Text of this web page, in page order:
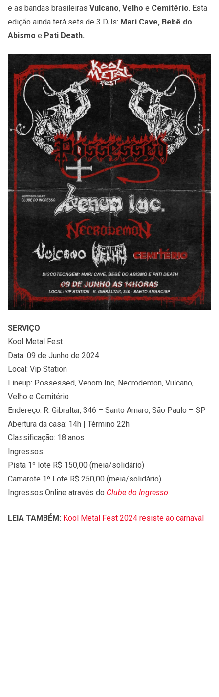
e as bandas brasileiras Vulcano, Velho e Cemitério. Esta
edição ainda terá sets de 3 DJs: Mari Cave, Bebê do
Abismo e Pati Death.
SERVIÇO
Kool Metal Fest
Data: 09 de Junho de 2024
Local: Vip Station
Lineup: Possessed, Venom Inc, Necrodemon, Vulcano,
Velho e Cemitério
Endereço: R. Gibraltar, 346 – Santo Amaro, São Paulo – SP
Abertura da casa: 14h | Término 22h
Classificação: 18 anos
Ingressos:
Pista 1º lote R$ 150,00 (meia/solidário)
Camarote 1º Lote R$ 250,00 (meia/solidário)
Ingressos Online através do Clube do Ingresso.
LEIA TAMBÉM: Kool Metal Fest 2024 resiste ao carnaval